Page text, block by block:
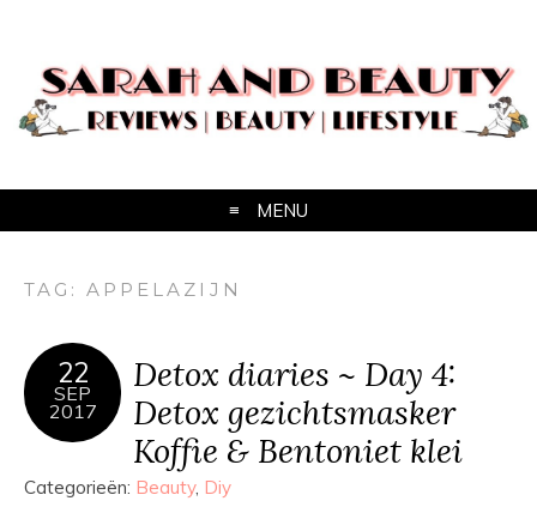
MENU
TAG:APPELAZIJN
22
SEP
2017
Detox diaries ~ Day 4:
Detox gezichtsmasker
Koffie & Bentoniet klei
Categorieën: Beauty, Diy